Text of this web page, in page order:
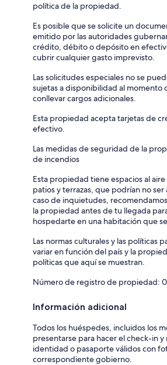
política de la propiedad.
Es posible que se solicite un
emitido por las autoridades
crédito, débito o depósito en
cubrir cualquier gasto imprevisto.
Las solicitudes especiales no se
sujetas a disponibilidad al momento
conllevar cargos adicionales.
Esta propiedad acepta tarjetas de
efectivo.
Las medidas de seguridad de la
de incendios
Esta propiedad tiene espacios al
patios y terrazas, que podrían no
caso de inquietudes,
la propiedad antes de tu llegada
hospedarte en una habitación que
Las normas culturales y las políticas
variar en función del país y la
políticas que aquí se muestran.
Número de registro de propiedad:
Información adicional
Todos los huéspedes, incluidos los
presentarse para hacer el check-in
identidad o pasaporte válidos con
correspondiente gobierno.